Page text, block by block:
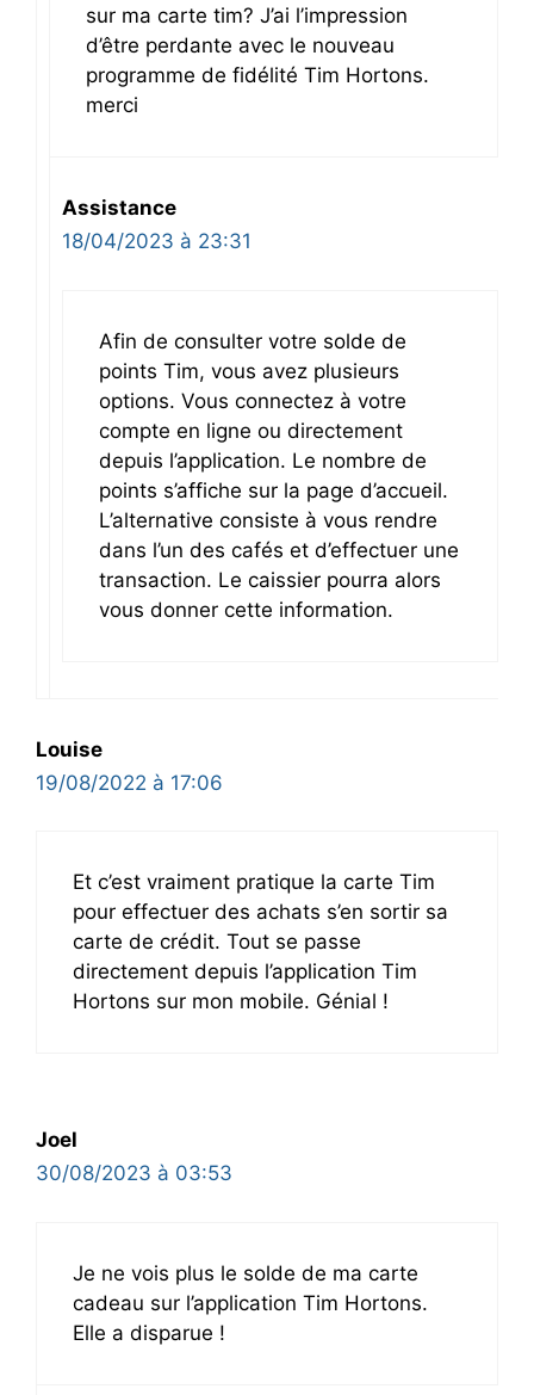
sur ma carte tim? J’ai l’impression
d’être perdante avec le nouveau
programme de fidélité Tim Hortons.
merci
Assistance
18/04/2023 à 23:31
Afin de consulter votre solde de
points Tim, vous avez plusieurs
options. Vous connectez à votre
compte en ligne ou directement
depuis l’application. Le nombre de
points s’affiche sur la page d’accueil.
L’alternative consiste à vous rendre
dans l’un des cafés et d’effectuer une
transaction. Le caissier pourra alors
vous donner cette information.
Louise
19/08/2022 à 17:06
Et c’est vraiment pratique la carte Tim
pour effectuer des achats s’en sortir sa
carte de crédit. Tout se passe
directement depuis l’application Tim
Hortons sur mon mobile. Génial !
Joel
30/08/2023 à 03:53
Je ne vois plus le solde de ma carte
cadeau sur l’application Tim Hortons.
Elle a disparue !